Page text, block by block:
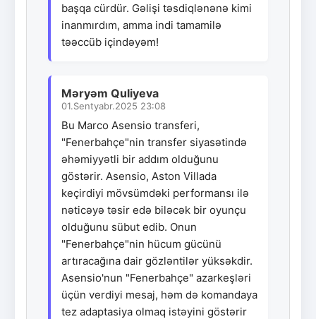
başqa cürdür. Gəlişi təsdiqlənənə kimi
inanmırdım, amma indi tamamilə
təəccüb içindəyəm!
Məryəm Quliyeva
01.Sentyabr.2025 23:08
Bu Marco Asensio transferi,
"Fenerbahçe"nin transfer siyasətində
əhəmiyyətli bir addım olduğunu
göstərir. Asensio, Aston Villada
keçirdiyi mövsümdəki performansı ilə
nəticəyə təsir edə biləcək bir oyunçu
olduğunu sübut edib. Onun
"Fenerbahçe"nin hücum gücünü
artıracağına dair gözləntilər yüksəkdir.
Asensio'nun "Fenerbahçe" azarkeşləri
üçün verdiyi mesaj, həm də komandaya
tez adaptasiya olmaq istəyini göstərir